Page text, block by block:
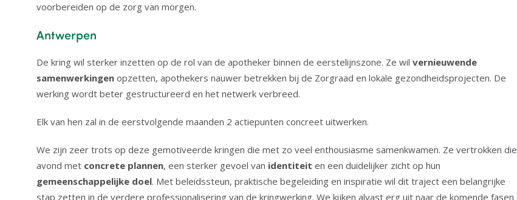
voorbereiden op de zorg van morgen.
Antwerpen
De kring wil sterker inzetten op de rol van de apotheker binnen de eerstelijnszone. Ze wil vernieuwende
samenwerkingen opzetten, apothekers nauwer betrekken bij de Zorgraad en lokale gezondheidsprojecten. De
werking wordt beter gestructureerd en het netwerk verbreed.
Elk van hen zal in de eerstvolgende maanden 2 actiepunten concreet uitwerken.
We zijn zeer trots op deze gemotiveerde kringen die met zo veel enthousiasme samenkwamen. Ze vertrokken die
avond met concrete plannen, een sterker gevoel van identiteit en een duidelijker zicht op hun
gemeenschappelijke doel. Met beleidssteun, praktische begeleiding en inspiratie wil dit traject een belangrijke
stap zetten in de verdere professionalisering van de kringwerking. We kijken alvast erg uit naar de komende fasen